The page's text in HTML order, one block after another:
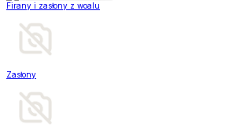
Firany i zasłony z woalu
Zasłony